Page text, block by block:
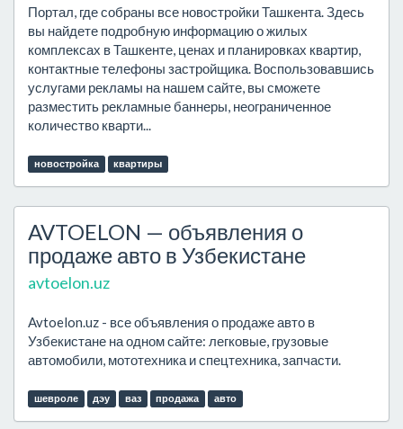
Портал, где собраны все новостройки Ташкента. Здесь
вы найдете подробную информацию о жилых
комплексах в Ташкенте, ценах и планировках квартир,
контактные телефоны застройщика. Воспользовавшись
услугами рекламы на нашем сайте, вы сможете
разместить рекламные баннеры, неограниченное
количество кварти...
новостройка квартиры
AVTOELON — объявления о
продаже авто в Узбекистане
avtoelon.uz
Avtoelon.uz - все объявления о продаже авто в
Узбекистане на одном сайте: легковые, грузовые
автомобили, мототехника и спецтехника, запчасти.
шевроле дэу ваз продажа авто